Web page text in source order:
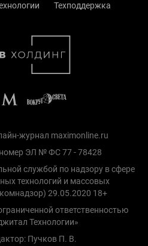
Техподдержка
журнал maximonline.ru
ЭЛ № ФС 77 - 78428
службой по надзору в сфере
технологий и массовых
29.05.2020 18+
ответственностью
Технологии»
Пучков П. В.